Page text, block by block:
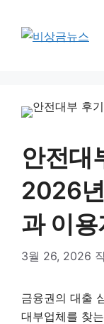
안전대
2026
과 이
3월 26, 2026
금융권의 대출
대부업체를 찾